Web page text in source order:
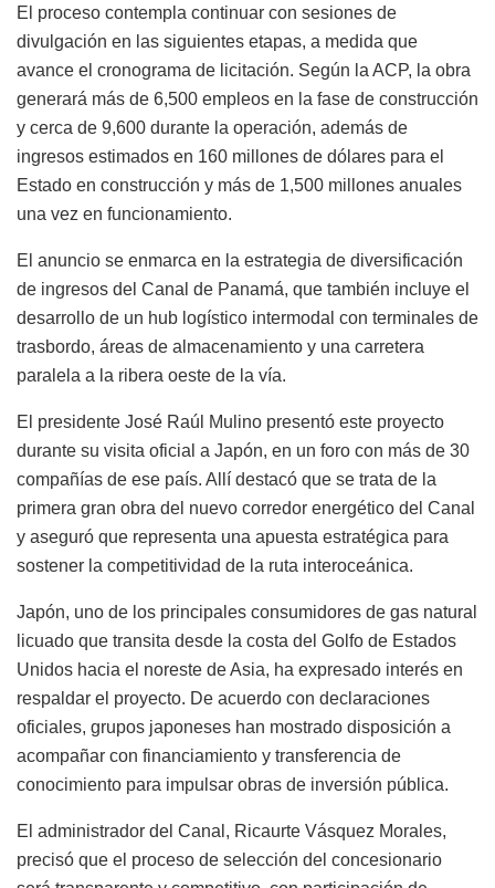
El proceso contempla continuar con sesiones de
divulgación en las siguientes etapas, a medida que
avance el cronograma de licitación. Según la ACP, la obra
generará más de 6,500 empleos en la fase de construcción
y cerca de 9,600 durante la operación, además de
ingresos estimados en 160 millones de dólares para el
Estado en construcción y más de 1,500 millones anuales
una vez en funcionamiento.
El anuncio se enmarca en la estrategia de diversificación
de ingresos del Canal de Panamá, que también incluye el
desarrollo de un hub logístico intermodal con terminales de
trasbordo, áreas de almacenamiento y una carretera
paralela a la ribera oeste de la vía.
El presidente José Raúl Mulino presentó este proyecto
durante su visita oficial a Japón, en un foro con más de 30
compañías de ese país. Allí destacó que se trata de la
primera gran obra del nuevo corredor energético del Canal
y aseguró que representa una apuesta estratégica para
sostener la competitividad de la ruta interoceánica.
Japón, uno de los principales consumidores de gas natural
licuado que transita desde la costa del Golfo de Estados
Unidos hacia el noreste de Asia, ha expresado interés en
respaldar el proyecto. De acuerdo con declaraciones
oficiales, grupos japoneses han mostrado disposición a
acompañar con financiamiento y transferencia de
conocimiento para impulsar obras de inversión pública.
El administrador del Canal, Ricaurte Vásquez Morales,
precisó que el proceso de selección del concesionario